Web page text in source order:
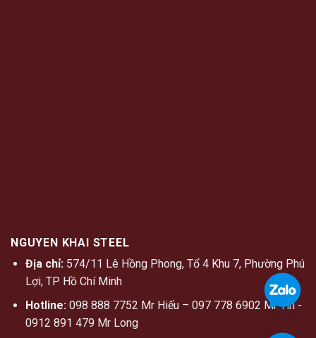
NGUYEN KHAI STEEL
Địa chỉ:574/11 Lê Hồng Phong, Tổ 4 Khu 7, Phường Phú
Lợi, TP Hồ Chí Minh
Hotline:098 888 7752 Mr Hiếu – 097 778 6902 Mr Tín -
0912 891 479 Mr Long